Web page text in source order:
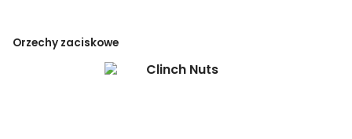
Orzechy zaciskowe